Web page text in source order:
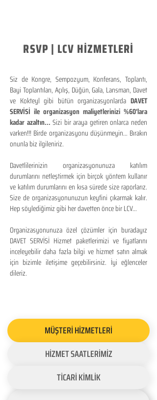
RSVP | LCV HİZMETLERİ
Siz de Kongre, Sempozyum, Konferans, Toplantı,
Bayi Toplantıları, Açılış, Düğün, Gala, Lansman, Davet
ve Kokteyl gibi bütün organizasyonlarda DAVET
SERVİSİ ile organizasyon maliyetlerinizi %60'lara
kadar azaltın...Sizi bir araya getiren onlarca neden
varken!!! Birde organizasyonu düşünmeyin... Bırakın
onunla biz ilgileniriz.
Davetlilerinizin organizasyonunuza katılım
durumlarını netleştirmek için birçok yöntem kullanır
ve katılım durumlarını en kısa sürede size raporlarız.
Size de organizasyonunuzun keyfini çıkarmak kalır.
Hep söylediğimiz gibi her davetten önce bir LCV...
Organizasyonunuza özel çözümler için buradayız
DAVET SERVİSİ Hizmet paketlerimizi ve fiyatlarını
inceleyebilir daha fazla bilgi ve hizmet satın almak
için bizimle iletişime geçebilirsiniz. İyi eğlenceler
dileriz.
MÜŞTERİ HİZMETLERİ
HİZMET SAATLERİMİZ
TİCARİ KİMLİK